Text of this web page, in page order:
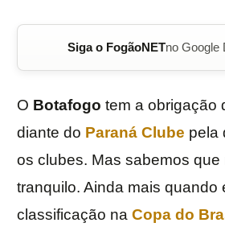
Siga o FogãoNETno Google
O Botafogo tem a obrigação
diante do Paraná Clube pela
os clubes. Mas sabemos que
tranquilo. Ainda mais quando
classificação na Copa do